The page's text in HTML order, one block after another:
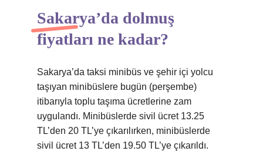
Sakarya’da dolmuş
fiyatları ne kadar?
Sakarya’da taksi minibüs ve şehir içi yolcu
taşıyan minibüslere bugün (perşembe)
itibarıyla toplu taşıma ücretlerine zam
uygulandı. Minibüslerde sivil ücret 13.25
TL’den 20 TL’ye çıkarılırken, minibüslerde
sivil ücret 13 TL’den 19.50 TL’ye çıkarıldı.